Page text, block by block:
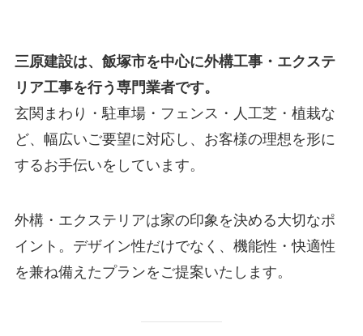
三原建設は、飯塚市を中心に外構工事・エクステ
リア工事を行う専門業者です。
玄関まわり・駐車場・フェンス・人工芝・植栽な
ど、幅広いご要望に対応し、お客様の理想を形に
するお手伝いをしています。
外構・エクステリアは家の印象を決める大切なポ
イント。デザイン性だけでなく、機能性・快適性
を兼ね備えたプランをご提案いたします。